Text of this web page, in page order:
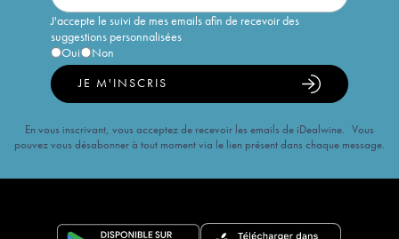
J'accepte le suivi de mes emails afin de recevoir des
suggestions personnalisées
Oui
Non
JE M'INSCRIS
En vous inscrivant, vous acceptez de recevoir les emails de iDealwine. Vous
pouvez vous désabonner à tout moment via le lien présent dans chaque message.